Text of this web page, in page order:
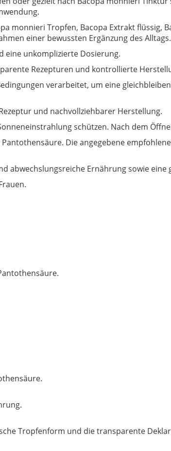
monnieri Tropfen, Bacopa Extrakt flüssig,
einer bewussten Ergänzung des Alltags.
eine unkomplizierte Dosierung.
Rezepturen und kontrollierte
verarbeitet, um eine
und nachvollziehbarer Herstellung.
schützen. Nach dem
Die angegebene
abwechslungsreiche Ernährung sowie eine
Tropfenform und die transparente